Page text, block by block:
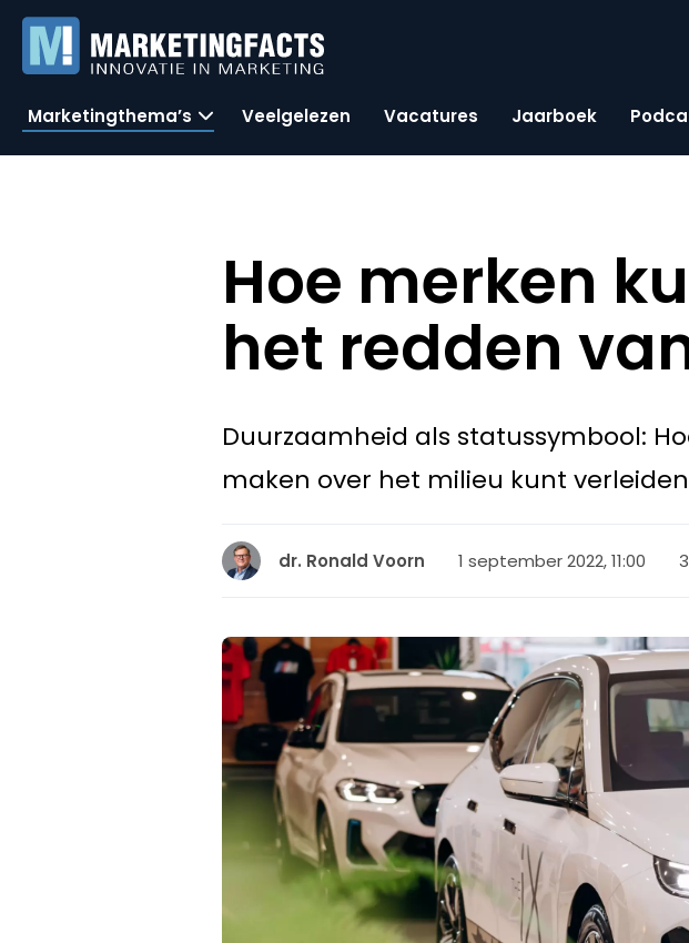
Marketingthema’s Veelgelezen Vacatures Jaarboek
Hoe merken
het redden
Duurzaamheid als statussymbool:
maken over het milieu kunt
dr. Ronald Voorn 1 september 2022, 11:00